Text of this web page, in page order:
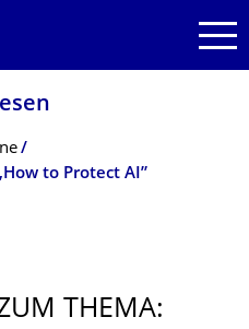
to Protect AI”
THEMA: